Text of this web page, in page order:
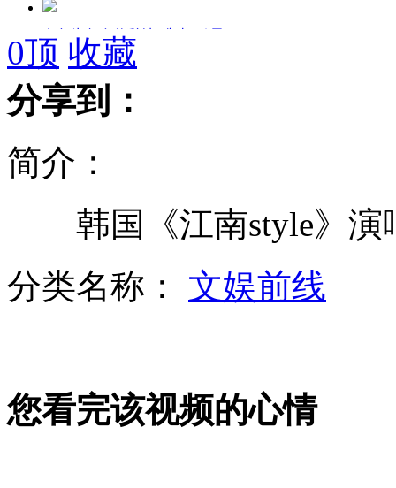
乌龟为争夺休憩地“袭击”鸭子
实拍美魔术师“过电”挑战成功
黎明封口不提离婚事遭记者围攻
女主持直播时晕倒 敬业搭档继续卖货
山西运城恶犬咬伤多人 警民合力深夜将其击毙
无痛分娩是否安全 医生回应
0顶 收藏
分享到：
简介：
韩国《江南style》演
分类名称： 文娱前线
您看完该视频的心情